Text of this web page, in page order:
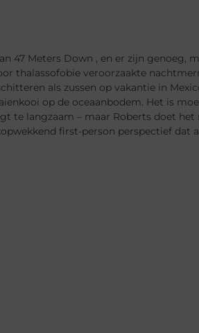
47 Meters Down , en er zijn genoeg,
thalassofobie veroorzaakte
als zussen op vakantie in
op de oceaanbodem. Het is
te langzaam – maar Roberts doet
first-person perspectief dat